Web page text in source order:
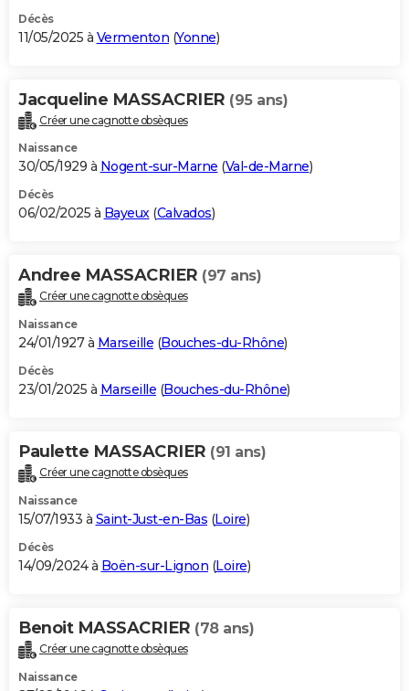
Décès
11/05/2025 à Vermenton (Yonne)
Jacqueline MASSACRIER (95 ans)
Créer une cagnotte obsèques
Naissance
30/05/1929 à Nogent-sur-Marne (Val-de-Marne)
Décès
06/02/2025 à Bayeux(Calvados)
Andree MASSACRIER (97 ans)
Créer une cagnotte obsèques
Naissance
24/01/1927 à Marseille (Bouches-du-Rhône)
Décès
23/01/2025 à Marseille (Bouches-du-Rhône)
Paulette MASSACRIER (91 ans)
Créer une cagnotte obsèques
Naissance
15/07/1933 à Saint-Just-en-Bas (Loire)
Décès
14/09/2024 à Boën-sur-Lignon (Loire)
Benoit MASSACRIER (78 ans)
Créer une cagnotte obsèques
Naissance